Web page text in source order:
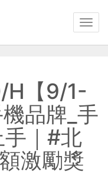
H【9/1-
品牌_手
｜#北
激勵獎